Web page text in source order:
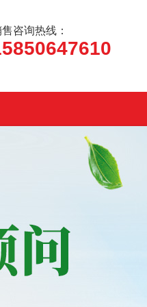
咨询热线：